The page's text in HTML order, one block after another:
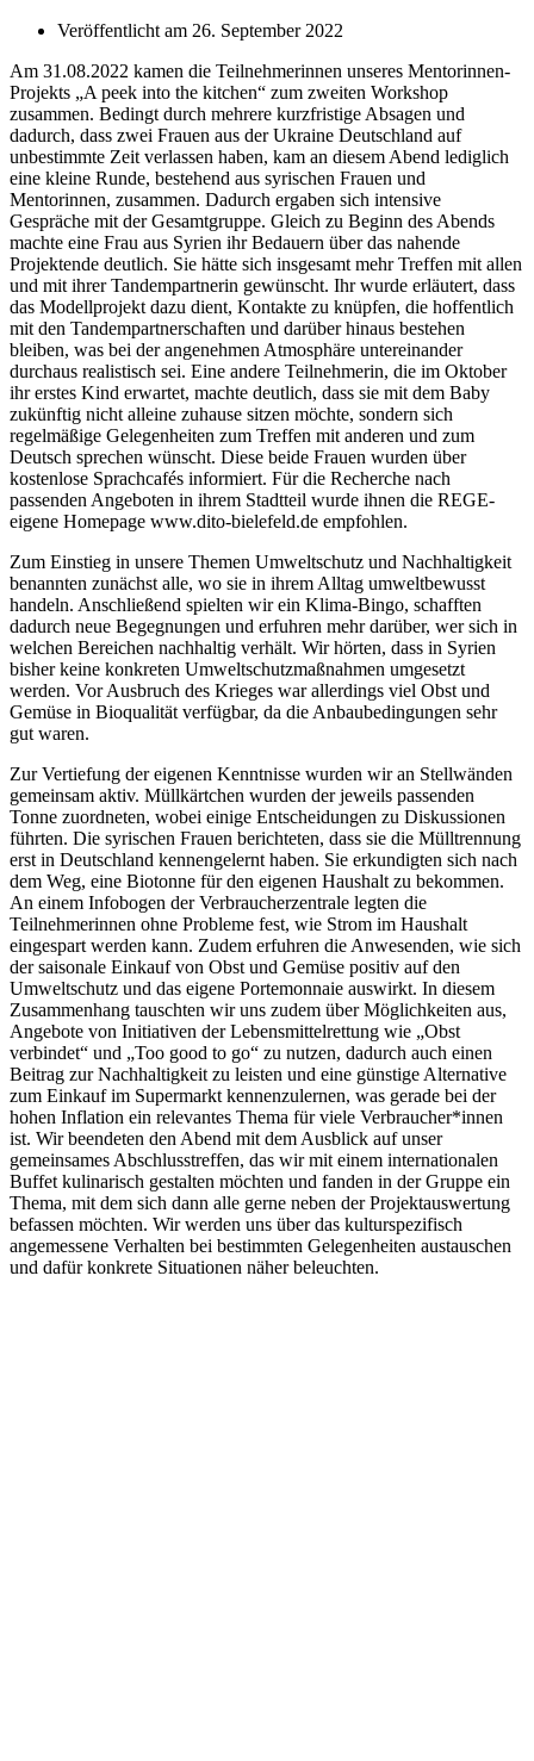
Veröffentlicht am 26. September 2022
Am 31.08.2022 kamen die Teilnehmerinnen unseres Mentorinnen-
Projekts „A peek into the kitchen“ zum zweiten Workshop
zusammen. Bedingt durch mehrere kurzfristige Absagen und
dadurch, dass zwei Frauen aus der Ukraine Deutschland auf
unbestimmte Zeit verlassen haben, kam an diesem Abend lediglich
eine kleine Runde, bestehend aus syrischen Frauen und
Mentorinnen, zusammen. Dadurch ergaben sich intensive
Gespräche mit der Gesamtgruppe. Gleich zu Beginn des Abends
machte eine Frau aus Syrien ihr Bedauern über das nahende
Projektende deutlich. Sie hätte sich insgesamt mehr Treffen mit allen
und mit ihrer Tandempartnerin gewünscht. Ihr wurde erläutert, dass
das Modellprojekt dazu dient, Kontakte zu knüpfen, die hoffentlich
mit den Tandempartnerschaften und darüber hinaus bestehen
bleiben, was bei der angenehmen Atmosphäre untereinander
durchaus realistisch sei. Eine andere Teilnehmerin, die im Oktober
ihr erstes Kind erwartet, machte deutlich, dass sie mit dem Baby
zukünftig nicht alleine zuhause sitzen möchte, sondern sich
regelmäßige Gelegenheiten zum Treffen mit anderen und zum
Deutsch sprechen wünscht. Diese beide Frauen wurden über
kostenlose Sprachcafés informiert. Für die Recherche nach
passenden Angeboten in ihrem Stadtteil wurde ihnen die REGE-
eigene Homepage www.dito-bielefeld.de empfohlen.
Zum Einstieg in unsere Themen Umweltschutz und Nachhaltigkeit
benannten zunächst alle, wo sie in ihrem Alltag umweltbewusst
handeln. Anschließend spielten wir ein Klima-Bingo, schafften
dadurch neue Begegnungen und erfuhren mehr darüber, wer sich in
welchen Bereichen nachhaltig verhält. Wir hörten, dass in Syrien
bisher keine konkreten Umweltschutzmaßnahmen umgesetzt
werden. Vor Ausbruch des Krieges war allerdings viel Obst und
Gemüse in Bioqualität verfügbar, da die Anbaubedingungen sehr
gut waren.
Zur Vertiefung der eigenen Kenntnisse wurden wir an Stellwänden
gemeinsam aktiv. Müllkärtchen wurden der jeweils passenden
Tonne zuordneten, wobei einige Entscheidungen zu Diskussionen
führten. Die syrischen Frauen berichteten, dass sie die Mülltrennung
erst in Deutschland kennengelernt haben. Sie erkundigten sich nach
dem Weg, eine Biotonne für den eigenen Haushalt zu bekommen.
An einem Infobogen der Verbraucherzentrale legten die
Teilnehmerinnen ohne Probleme fest, wie Strom im Haushalt
eingespart werden kann. Zudem erfuhren die Anwesenden, wie sich
der saisonale Einkauf von Obst und Gemüse positiv auf den
Umweltschutz und das eigene Portemonnaie auswirkt. In diesem
Zusammenhang tauschten wir uns zudem über Möglichkeiten aus,
Angebote von Initiativen der Lebensmittelrettung wie „Obst
verbindet“ und „Too good to go“ zu nutzen, dadurch auch einen
Beitrag zur Nachhaltigkeit zu leisten und eine günstige Alternative
zum Einkauf im Supermarkt kennenzulernen, was gerade bei der
hohen Inflation ein relevantes Thema für viele Verbraucher*innen
ist. Wir beendeten den Abend mit dem Ausblick auf unser
gemeinsames Abschlusstreffen, das wir mit einem internationalen
Buffet kulinarisch gestalten möchten und fanden in der Gruppe ein
Thema, mit dem sich dann alle gerne neben der Projektauswertung
befassen möchten. Wir werden uns über das kulturspezifisch
angemessene Verhalten bei bestimmten Gelegenheiten austauschen
und dafür konkrete Situationen näher beleuchten.